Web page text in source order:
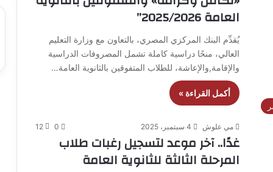
العامة 2025/2026”
يُقدِّم البنك المركزي المصري، بالتعاون مع وزارة التعليم
العالي، منحًا دراسية كاملة تشمل المصروفات الدراسية
والإقامة,والإعاشة، للطلاب المتفوقين بالثانوية العامة…
أكمل القراءة »
مي علوش 4 سبتمبر، 2025 0
12
غدًا.. آخر موعد لتسجيل رغبات طلاب
المرحلة الثالثة للثانوية العامة